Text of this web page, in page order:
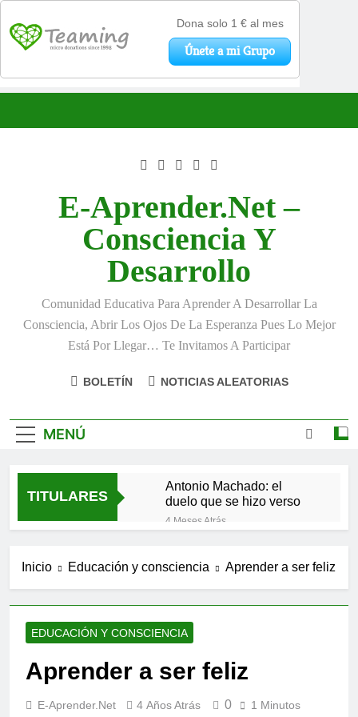
E-Aprender.net –
Consciencia Y
Desarrollo
Comunidad Educativa Para Aprender A Desarrollar La
Consciencia, Abrir Los Ojos De La Esperanza Pues Lo Mejor
Está Por Llegar… Te Invitamos A Participar
BOLETÍN NOTICIAS ALEATORIAS
MENÚ
TITULARES
Antonio Machado: el
duelo que se hizo verso
4 Meses Atrás
5 Meses Atrás
🌸 La fuerza olvidada de
la ternura
9 Meses Atrás
«La kinesina y la felicidad:
cómo una proteína
impulsa tu bienestar»
9 Meses Atrás
Las estacas invisibles:
cómo las creencias
Inicio Educación y consciencia Aprender a ser feliz
EDUCACIÓN Y CONSCIENCIA
Aprender a ser feliz
E-Aprender.net 4 Años Atrás 0 1 Minutos